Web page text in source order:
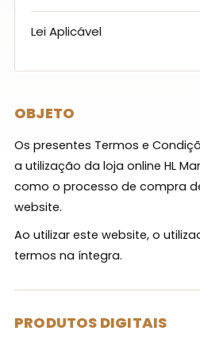
Lei Aplicável
OBJETO
Os presentes Termos e
a utilização da loja online HL
como o processo de compra
website.
Ao utilizar este website, o
termos na íntegra.
PRODUTOS DIGITAIS